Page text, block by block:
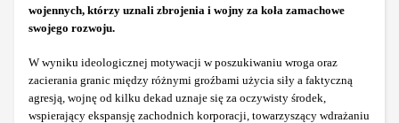
wojennych, którzy uznali zbrojenia i wojny za koła zamachowe
swojego rozwoju.
W wyniku ideologicznej motywacji w poszukiwaniu wroga oraz
zacierania granic między różnymi groźbami użycia siły a faktyczną
agresją, wojnę od kilku dekad uznaje się za oczywisty środek,
wspierający ekspansję zachodnich korporacji, towarzyszący wdrażaniu